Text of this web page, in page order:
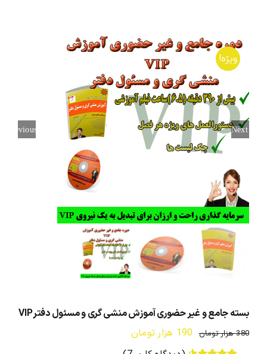
مقالات آموزشی
آموزش حضوری (لیست دوره ها)
محصولات و بسته های آموزشیVIP
درباره ما و تماس با ما
ویژه!
Previous Next
بسته جامع و غیر حضوری آموزش منشی گری و مسئول دفترVIP
380 هزار تومان قیمت
اصلی:
190 هزار تومانقیمت
فعلی: